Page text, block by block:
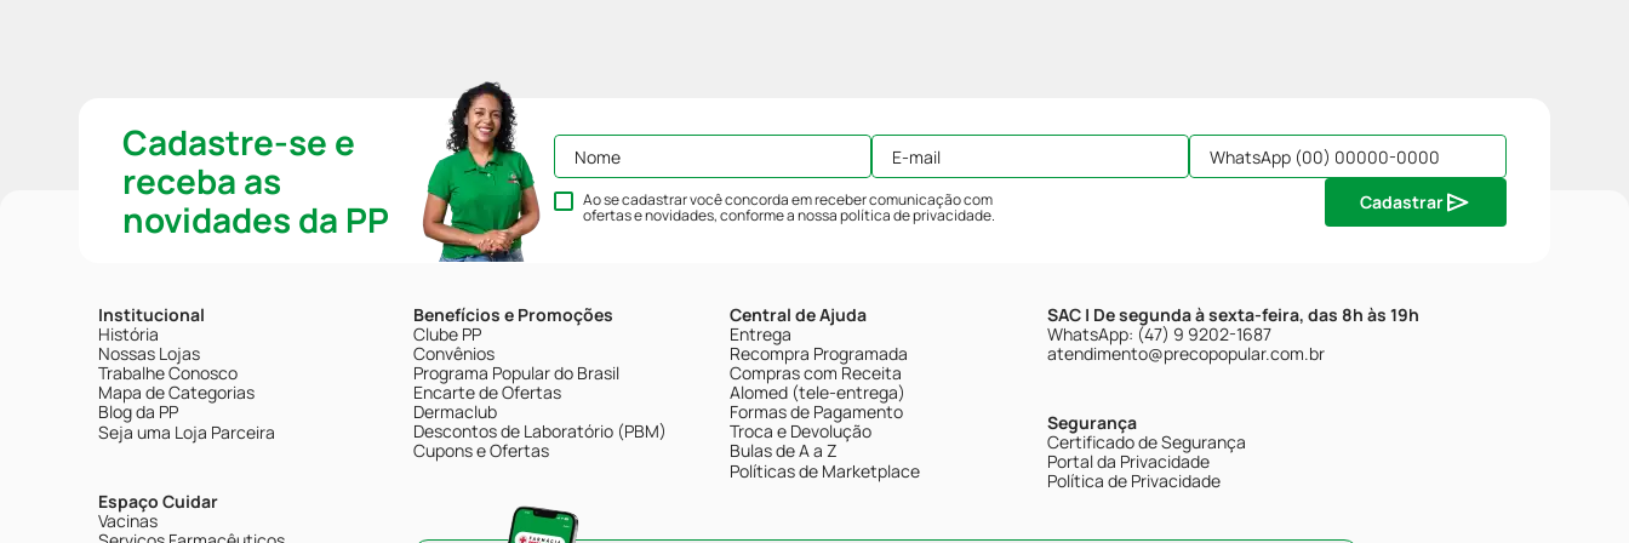
Cadastre-se e
receba as
novidades da PP
Ao se cadastrar você concorda em receber comunicação com
ofertas e novidades, conforme a nossapolítica de privacidade.
Cadastrar
Institucional
História
Nossas Lojas
Trabalhe Conosco
Mapa de Categorias
Blog da PP
Seja uma Loja Parceira
Espaço Cuidar
Vacinas
Benefícios e Promoções
Clube PP
Convênios
Programa Popular do Brasil
Encarte de Ofertas
Dermaclub
Descontos de Laboratório (PBM)
Cupons e Ofertas
Central de Ajuda
Entrega
Recompra Programada
Compras com Receita
Alomed (tele-entrega)
Formas de Pagamento
Troca e Devolução
Bulas de A a Z
Políticas de Marketplace
SAC | De segunda à sexta-feira, das 8h às 19h
WhatsApp: (47) 9 9202-1687
atendimento@precopopular.com.br
Segurança
Certificado de Segurança
Portal da Privacidade
Política de Privacidade